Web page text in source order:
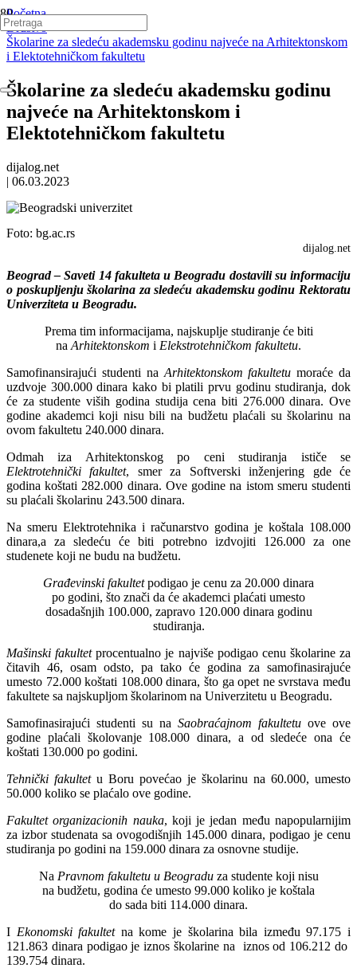
Početna
Društvo
Školarine za sledeću akademsku godinu najveće na Arhitektonskom
i Elektotehničkom fakultetu
Školarine za sledeću akademsku godinu
najveće na Arhitektonskom i
Elektotehničkom fakultetu
dijalog.net
| 06.03.2023
Foto: bg.ac.rs
dijalog.net
Beograd – Saveti 14 fakulteta u Beogradu dostavili su informaciju
o poskupljenju školarina za sledeću akademsku godinu Rektoratu
Univerziteta u Beogradu.
Prema tim informacijama, najskuplje studiranje će biti
na Arhitektonskom i Elekstrotehničkom fakultetu.
Samofinansirajući studenti na Arhitektonskom fakultetumoraće da
uzdvoje 300.000 dinara kako bi platili prvu godinu studiranja, dok
će za studente viših godina studija cena biti 276.000 dinara. Ove
godine akademci koji nisu bili na budžetu plaćali su školarinu na
ovom fakultetu 240.000 dinara.
Odmah iza Arhitektonskog po ceni studiranja ističe se
Elektrotehnički fakultet, smer za Softverski inženjering gde će
godina koštati 282.000 dinara. Ove godine na istom smeru studenti
su plaćali školarinu 243.500 dinara.
Na smeru Elektrotehnika i računarstvo godina je koštala 108.000
dinara,a za sledeću će biti potrebno izdvojiti 126.000 za one
studenete koji ne budu na budžetu.
Građevinski fakultetpodigao je cenu za 20.000 dinara
po godini, što znači da će akademci plaćati umesto
dosadašnjih 100.000, zapravo 120.000 dinara godinu
studiranja.
Mašinski fakultetprocentualno je najviše podigao cenu školarine za
čitavih 46, osam odsto, pa tako će godina za samofinasirajuće
umesto 72.000 koštati 108.000 dinara, što ga opet ne svrstava među
fakultete sa najskupljom školarinom na Univerzitetu u Beogradu.
Samofinasirajući studenti su na Saobraćajnom fakultetu ove ove
godine plaćali školovanje 108.000 dinara, a od sledeće ona će
koštati 130.000 po godini.
Tehnički fakultetu Boru povećao je školarinu na 60.000, umesto
50.000 koliko se plaćalo ove godine.
Fakultet organizacionih nauka, koji je jedan među napopularnijim
za izbor studenata sa ovogodišnjih 145.000 dinara, podigao je cenu
studiranja po godini na 159.000 dinara za osnovne studije.
Na Pravnom fakultetu u Beograduza studente koji nisu
na budžetu, godina će umesto 99.000 koliko je koštala
do sada biti 114.000 dinara.
I Ekonomski fakultetna kome je školarina bila između 97.175 i
121.863 dinara podigao je iznos školarine na iznos od 106.212 do
139.754 dinara.